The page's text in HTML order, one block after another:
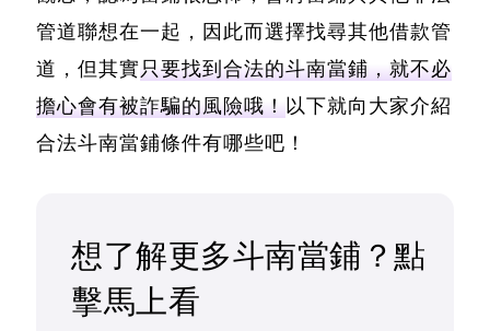
管道聯想在一起，因此而選擇找尋其他借款管
道，但其實只要找到合法的斗南當鋪，就不必
擔心會有被詐騙的風險哦！以下就向大家介紹
合法斗南當鋪條件有哪些吧！
想了解更多斗南當鋪？點
擊馬上看